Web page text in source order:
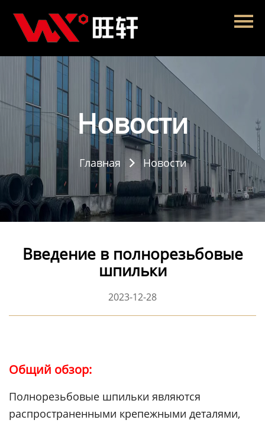
Главная
Продукция
Новости
О нас
Контакты Новости
Главная  Новости
Введение в полнорезьбовые
шпильки
2023-12-28
Общий обзор:
Полнорезьбовые шпильки являются
распространенными крепежными деталями,